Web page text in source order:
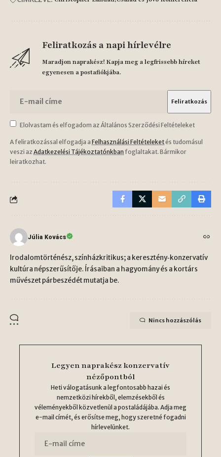
Feliratkozás a napi hírlevélre
Maradjon naprakész! Kapja meg a legfrissebb híreket
egyenesen a postafiókjába.
Elolvastam és elfogadom az Általános Szerződési Feltételeket
A feliratkozással elfogadja a Felhasználási Feltételeketés tudomásul
veszi az Adatkezelési Tájékoztatónkban foglaltakat. Bármikor
leiratkozhat.
Júlia Kovács
Irodalomtörténész, színházkritikus; a keresztény‑konzervatív
kultúra népszerűsítője. Írásaiban a hagyomány és a kortárs
művészet párbeszédét mutatja be.
Nincs hozzászólás
Legyen naprakész konzervatív
nézőpontból
Heti válogatásunk a legfontosabb hazai és
nemzetközi hírekből, elemzésekből és
véleményekből közvetlenül a postaládájába. Adja meg
e-mail címét, és erősítse meg, hogy szeretné fogadni
hírlevelünket.